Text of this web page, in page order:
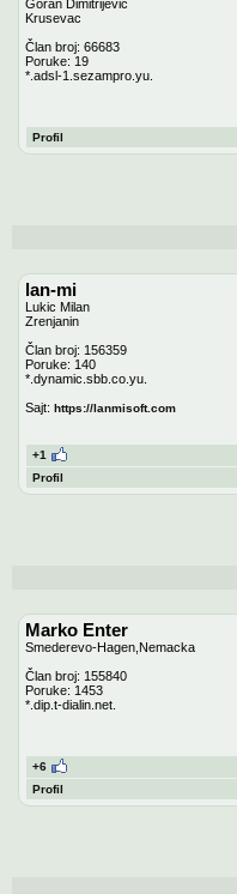
Goran Dimitrijevic
Krusevac
Član broj: 66683
Poruke: 19
*.adsl-1.sezampro.yu.
Profil
lan-mi
Lukic Milan
Zrenjanin
Član broj: 156359
Poruke: 140
*.dynamic.sbb.co.yu.
Sajt: https://lanmisoft.com
+1
Profil
Marko Enter
Smederevo-Hagen,Nemacka
Član broj: 155840
Poruke: 1453
*.dip.t-dialin.net.
+6
Profil